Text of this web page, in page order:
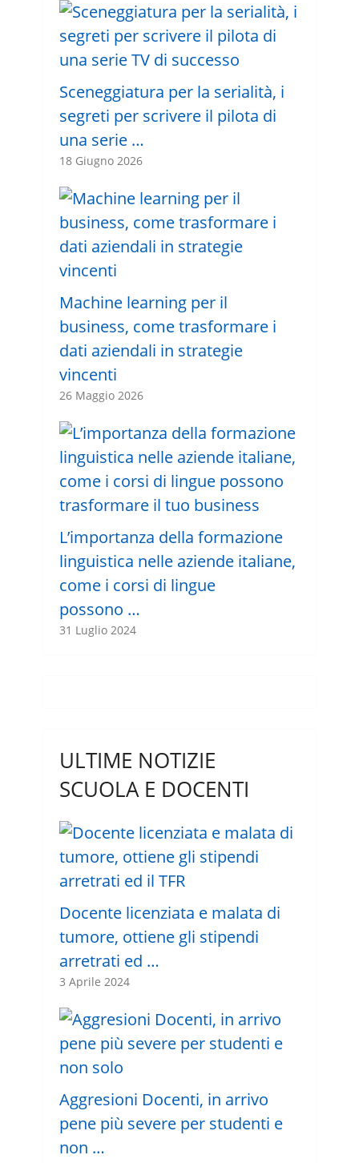
Sceneggiatura per la serialità, i
segreti per scrivere il pilota di
una serie …
18 Giugno 2026
Machine learning per il
business, come trasformare i
dati aziendali in strategie
vincenti
26 Maggio 2026
L’importanza della formazione
linguistica nelle aziende italiane,
come i corsi di lingue
possono …
31 Luglio 2024
ULTIME NOTIZIE
SCUOLA E DOCENTI
Docente licenziata e malata di
tumore, ottiene gli stipendi
arretrati ed …
3 Aprile 2024
Aggresioni Docenti, in arrivo
pene più severe per studenti e
non …